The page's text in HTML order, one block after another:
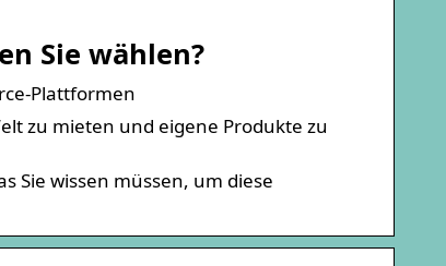
Sie wählen?
Plattformen
zu mieten und eigene Produkte zu
Sie wissen müssen, um diese